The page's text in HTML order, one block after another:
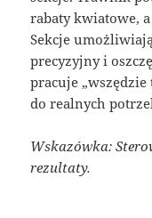
rabaty kwiatowe,
Sekcje
precyzyjny i
pracuje
do realnych
Wskazówka:
rezultaty.